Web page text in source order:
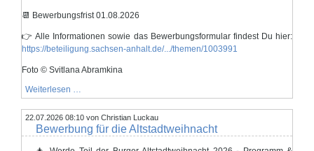
📆 Bewerbungsfrist 01.08.2026
👉 Alle Informationen sowie das Bewerbungsformular findest Du hier:
https://beteiligung.sachsen-anhalt.de/.../themen/1003991
Foto © Svitlana Abramkina
Weiterlesen …
für
die
Museumsnacht
2026
22.07.2026 08:10 von Christian Luckau
Bewerbung für die Altstadtweihnacht